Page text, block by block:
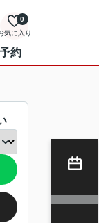
気に入り
0
約